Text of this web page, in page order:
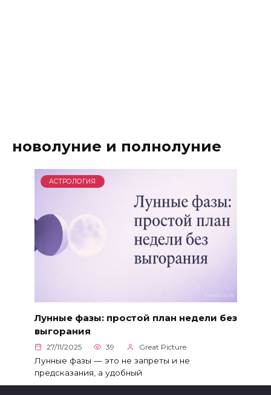
новолуние и полнолуние
АСТРОЛОГИЯ
Лунные фазы: простой план недели без
выгорания
27/11/2025 39 Great Picture
Лунные фазы — это не запреты и не
предсказания, а удобный